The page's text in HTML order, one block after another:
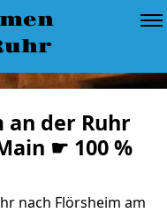
an der Ruhr
☛ 100 %
nach Flörsheim am